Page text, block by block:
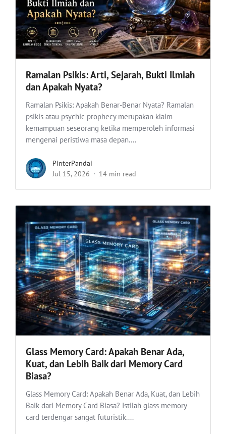
Ramalan Psikis: Arti, Sejarah, Bukti Ilmiah
dan Apakah Nyata?
Ramalan Psikis: Apakah Benar-Benar Nyata? Ramalan
psikis atau psychic prophecy merupakan klaim
kemampuan seseorang ketika memperoleh informasi
mengenai peristiwa masa depan....
PinterPandai
Jul 15, 2026
14 min read
Glass Memory Card: Apakah Benar Ada,
Kuat, dan Lebih Baik dari Memory Card
Biasa?
Glass Memory Card: Apakah Benar Ada, Kuat, dan Lebih
Baik dari Memory Card Biasa? Istilah glass memory
card terdengar sangat futuristik....